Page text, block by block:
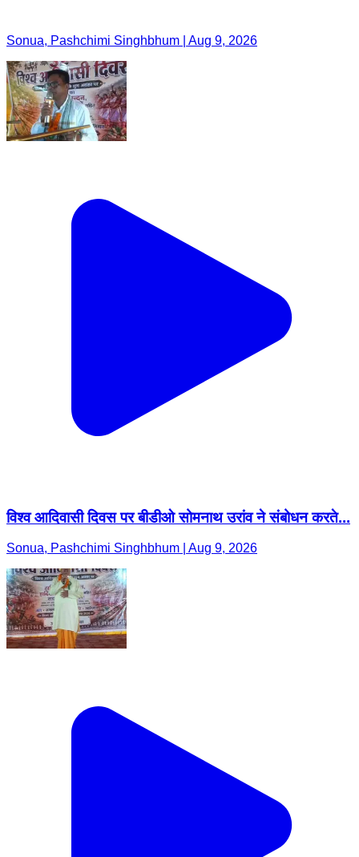
Sonua, Pashchimi Singhbhum | Aug 9, 2026
विश्व आदिवासी दिवस पर बीडीओ सोमनाथ उरांव ने संबोधन करते...
Sonua, Pashchimi Singhbhum | Aug 9, 2026